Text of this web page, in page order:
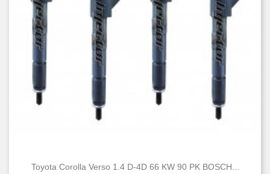
Toyota Corolla Verso 1.4 D-4D 66 KW 90 PK BOSCH...